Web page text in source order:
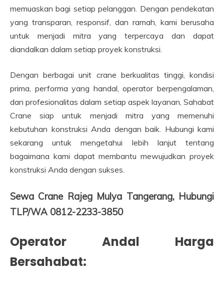
memuaskan bagi setiap pelanggan. Dengan pendekatan
yang transparan, responsif, dan ramah, kami berusaha
untuk menjadi mitra yang terpercaya dan dapat
diandalkan dalam setiap proyek konstruksi.
Dengan berbagai unit crane berkualitas tinggi, kondisi
prima, performa yang handal, operator berpengalaman,
dan profesionalitas dalam setiap aspek layanan, Sahabat
Crane siap untuk menjadi mitra yang memenuhi
kebutuhan konstruksi Anda dengan baik. Hubungi kami
sekarang untuk mengetahui lebih lanjut tentang
bagaimana kami dapat membantu mewujudkan proyek
konstruksi Anda dengan sukses.
Sewa Crane Rajeg Mulya Tangerang, Hubungi
TLP/WA 0812-2233-3850
Operator Andal Harga
Bersahabat: